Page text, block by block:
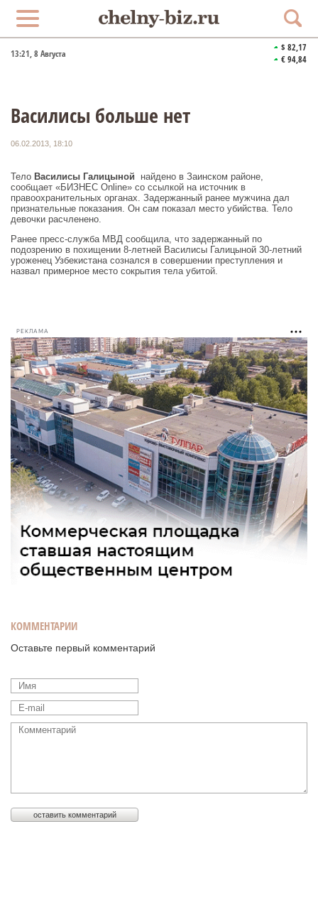
13:21, 8 Августа
$ 82,17
€ 94,84
Василисы больше нет
06.02.2013, 18:10
Тело Василисы Галицыной найдено в Заинском районе,
сообщает «БИЗНЕС Online» со ссылкой на источник в
правоохранительных органах. Задержанный ранее мужчина дал
признательные показания. Он сам показал место убийства. Тело
девочки расчленено.
Ранее пресс-служба МВД сообщила, что задержанный по
подозрению в похищении 8-летней Василисы Галицыной 30-летний
уроженец Узбекистана сознался в совершении преступления и
назвал примерное место сокрытия тела убитой.
РЕКЛАМА
КОММЕНТАРИИ
Оставьте первый комментарий